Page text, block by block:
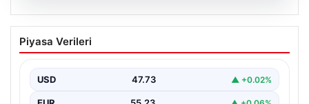
08.08.2026
Çiçek Pasajı’nın Görünümünde Yaşanan
Değişiklikler Tartışma Yarattı
Çiçek Pasajı, son dönemde giriş cephesine
yerleştirilen…
Piyasa Verileri
USD 47.73 ▲ +0.02%